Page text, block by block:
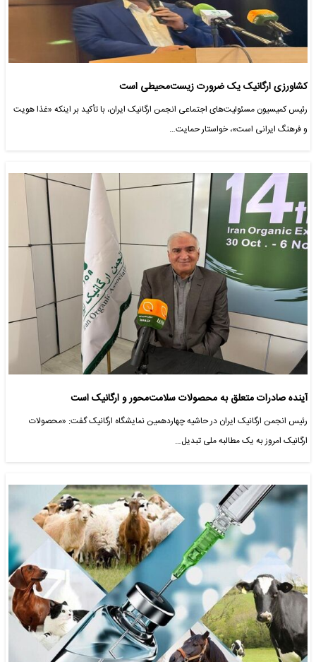
کشاورزی ارگانیک یک ضرورت زیست‌محیطی است
رئیس کمیسیون مسئولیت‌های اجتماعی انجمن ارگانیک ایران، با تأکید بر اینکه «غذا هویت
و فرهنگ ایرانی است»، خواستار حمایت…
آینده صادرات متعلق به محصولات سلامت‌محور و ارگانیک است
رئیس انجمن ارگانیک ایران در حاشیه چهاردهمین نمایشگاه ارگانیک گفت: «محصولات
ارگانیک امروز به یک مطالبه ملی تبدیل…